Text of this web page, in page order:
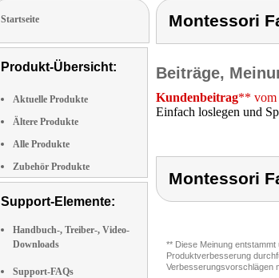
Startseite
Produkt-Übersicht:
Aktuelle Produkte
Ältere Produkte
Alle Produkte
Zubehör Produkte
Support-Elemente:
Handbuch-, Treiber-, Video-
Downloads
Support-FAQs
Montessori
Beiträge,
Kundenbeitrag** vom
Einfach loslegen und
Montessori
** Diese Meinung
Produktverbesserung
Verbesserungsvorschlägen